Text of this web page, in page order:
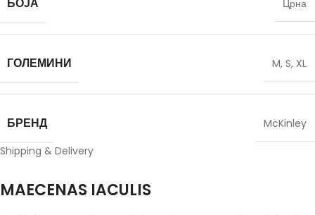
БОЈА Црна
ГОЛЕМИНИ M, S, XL
БРЕНД
McKinley
Shipping & Delivery
MAECENAS IACULIS